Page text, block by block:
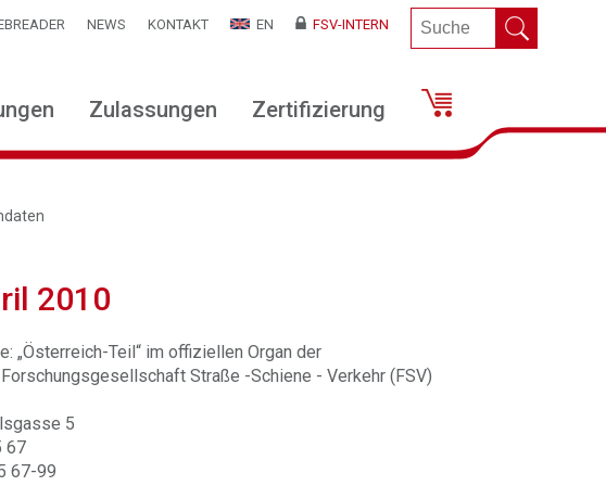
NEWS KONTAKT EN FSV-INTERN
Zulassungen Zertifizierung
2010
„Österreich-Teil“ im offiziellen Organ der
Straße -Schiene - Verkehr (FSV)
5
67
67-99